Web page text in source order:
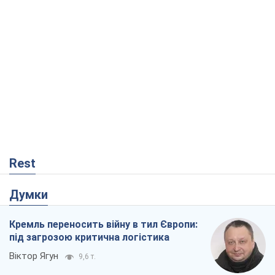
Rest
Думки
Кремль переносить війну в тил Європи:
під загрозою критична логістика
Віктор Ягун 9,6 т.